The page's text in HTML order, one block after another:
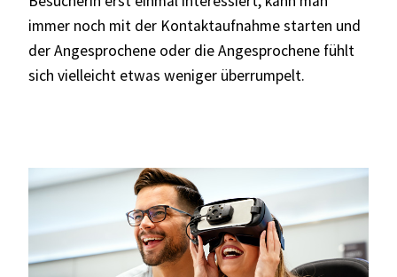
immer noch mit der Kontaktaufnahme starten und
der Angesprochene oder die Angesprochene fühlt
sich vielleicht etwas weniger überrumpelt.